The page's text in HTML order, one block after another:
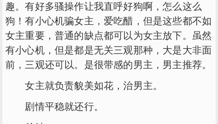
趣。有好多骚操作让我直呼好狗啊，怎么这么
狗！有小心机骗女主，爱吃醋，但是这些都不如
女主重要，普通的缺点都可以为女主放下。虽然
有小心机，但是都是无关三观那种，大是大非面
前，三观还可以。是很带感的男主，男主推荐。
女主就负责貌美如花，治男主。
剧情平稳就还行。